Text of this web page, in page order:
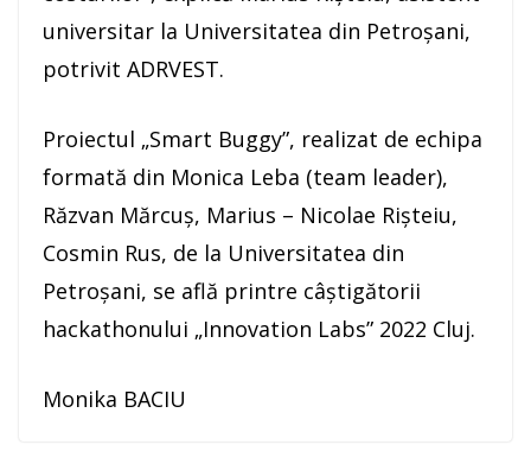
universitar la Universitatea din Petroșani,
potrivit ADRVEST.
Proiectul „Smart Buggy”, realizat de echipa
formată din Monica Leba (team leader),
Răzvan Mărcuș, Marius – Nicolae Rișteiu,
Cosmin Rus, de la Universitatea din
Petroșani, se află printre câștigătorii
hackathonului „Innovation Labs” 2022 Cluj.
Monika BACIU